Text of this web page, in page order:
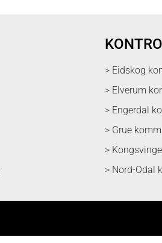
> Eidskog
> Elverum
> Engerdal
> Grue
>
> Nord-Odal